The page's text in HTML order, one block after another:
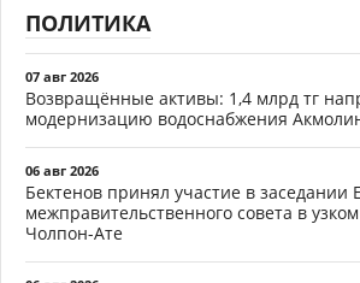
ПОЛИТИКА
07 авг 2026
Возвращённые активы: 1,4 млрд тг
модернизацию водоснабжения
06 авг 2026
Бектенов принял участие в заседании
межправительственного совета в
Чолпон-Ате